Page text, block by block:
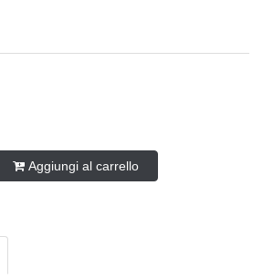
Aggiungi al carrello